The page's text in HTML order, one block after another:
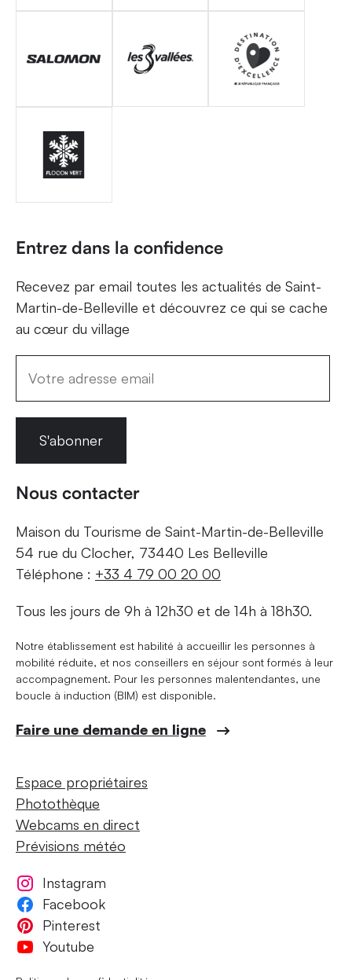
Entrez dans la confidence
Recevez par email toutes les actualités de Saint-
Martin-de-Belleville et découvrez ce qui se cache
au cœur du village
S'abonner
Nous contacter
Maison du Tourisme de Saint-Martin-de-Belleville
54 rue du Clocher, 73440 Les Belleville
Téléphone : +33 4 79 00 20 00
Tous les jours de 9h à 12h30 et de 14h à 18h30.
Notre établissement est habilité à accueillir les personnes à
mobilité réduite, et nos conseillers en séjour sont formés à leur
accompagnement. Pour les personnes malentendantes, une
boucle à induction (BIM) est disponible.
Faire une demande en ligne
Espace propriétaires
Photothèque
Webcams en direct
Prévisions météo
Instagram
Facebook
Pinterest
Youtube